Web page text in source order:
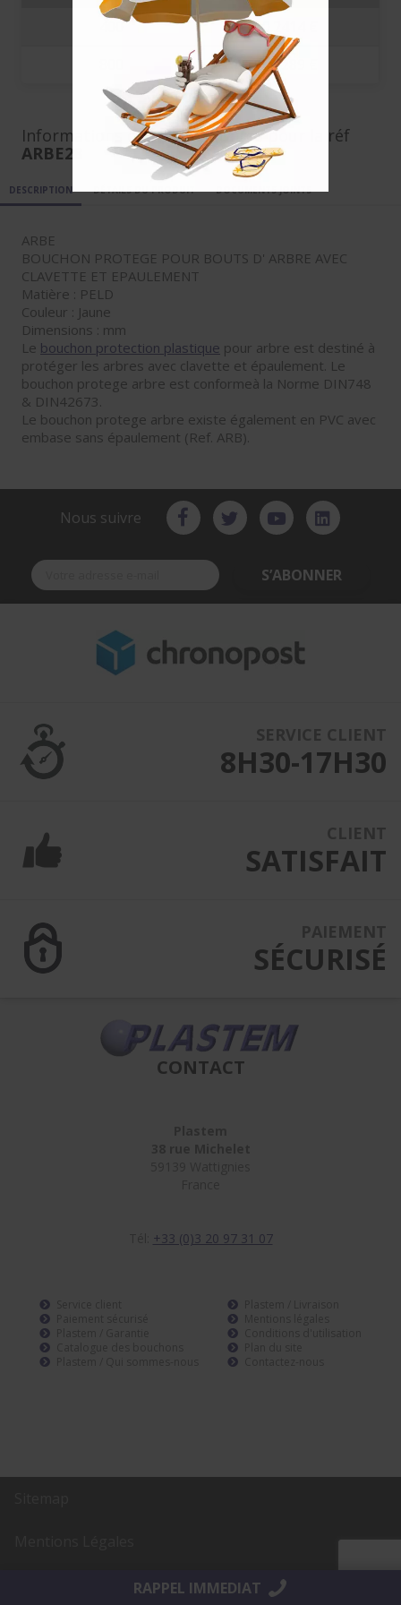
400
0.2414 €
0.2289 €
Informations complémentaires pour la réf
ARBE28
DESCRIPTION DÉTAILS DU PRODUIT DOCUMENTS JOINTS
ARBE
BOUCHON PROTEGE POUR BOUTS D' ARBRE AVEC
CLAVETTE ET EPAULEMENT
Matière : PELD
Couleur : Jaune
Dimensions : mm
Le bouchon protection plastique pour arbre est destiné à
protéger les arbres avec clavette et épaulement. Le
bouchon protege arbre est conformeà la Norme DIN748
& DIN42673.
Le bouchon protege arbre existe également en PVC avec
embase sans épaulement (Ref. ARB).
Nous suivre
S’ABONNER
8H30-17H30
SATISFAIT
SÉCURISÉ
CONTACT
+33 (0)3 20 97 31 07
RAPPEL IMMEDIAT
AltaïsWeb